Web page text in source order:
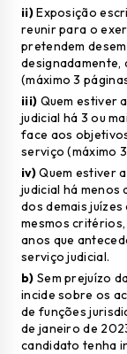
ii)Exposição
reunir para o
pretendem
designadamente,
(máximo 3
iii) Quem estiver
judicial há 3 ou
face aos
serviço (máximo
iv)Quem estiver
judicial há menos
dos demais
mesmos
anos que
serviço judicial.
b) Sem prejuízo
incide sobre os
de funções
de janeiro de
candidato tenha